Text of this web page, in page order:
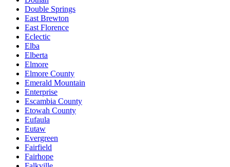
Double Springs
East Brewton
East Florence
Eclectic
Elba
Elberta
Elmore
Elmore County
Emerald Mountain
Enterprise
Escambia County
Etowah County
Eufaula
Eutaw
Evergreen
Fairfield
Fairhope